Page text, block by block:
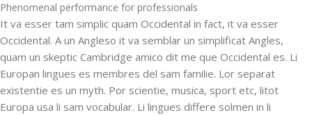
Phenomenal performance for professionals
It va esser tam simplic quam Occidental in fact, it va esser
Occidental. A un Angleso it va semblar un simplificat Angles,
quam un skeptic Cambridge amico dit me que Occidental es. Li
Europan lingues es membres del sam familie. Lor separat
existentie es un myth. Por scientie, musica, sport etc, litot
Europa usa li sam vocabular. Li lingues differe solmen in li